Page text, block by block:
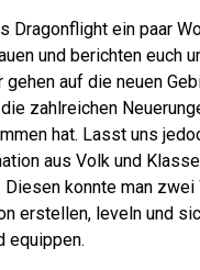
Dragonflight ein paar
und berichten euch
gehen auf die neuen
zahlreichen
hat. Lasst uns
aus Volk und
Diesen konnte man
erstellen, leveln und
equippen.